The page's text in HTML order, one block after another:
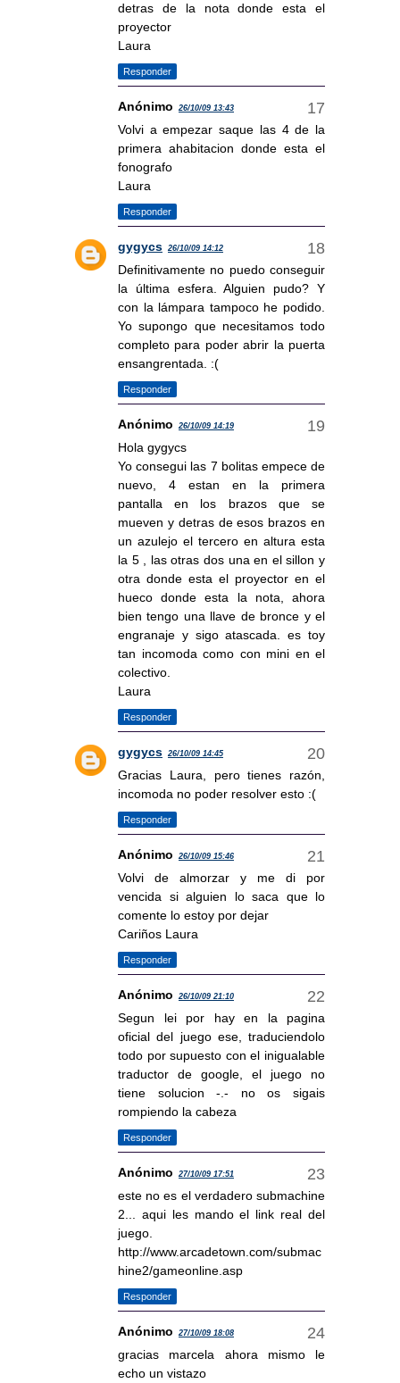
detras de la nota donde esta el
proyector
Laura
Responder
Anónimo 26/10/09 13:43
Volvi a empezar saque las 4 de la
primera ahabitacion donde esta el
fonografo
Laura
Responder
gygycs 26/10/09 14:12
Definitivamente no puedo conseguir
la última esfera. Alguien pudo? Y
con la lámpara tampoco he podido.
Yo supongo que necesitamos todo
completo para poder abrir la puerta
ensangrentada. :(
Responder
Anónimo 26/10/09 14:19
Hola gygycs
Yo consegui las 7 bolitas empece de
nuevo, 4 estan en la primera
pantalla en los brazos que se
mueven y detras de esos brazos en
un azulejo el tercero en altura esta
la 5 , las otras dos una en el sillon y
otra donde esta el proyector en el
hueco donde esta la nota, ahora
bien tengo una llave de bronce y el
engranaje y sigo atascada. es toy
tan incomoda como con mini en el
colectivo.
Laura
Responder
gygycs 26/10/09 14:45
Gracias Laura, pero tienes razón,
incomoda no poder resolver esto :(
Responder
Anónimo 26/10/09 15:46
Volvi de almorzar y me di por
vencida si alguien lo saca que lo
comente lo estoy por dejar
Cariños Laura
Responder
Anónimo 26/10/09 21:10
Segun lei por hay en la pagina
oficial del juego ese, traduciendolo
todo por supuesto con el inigualable
traductor de google, el juego no
tiene solucion -.- no os sigais
rompiendo la cabeza
Responder
Anónimo 27/10/09 17:51
este no es el verdadero submachine
2... aqui les mando el link real del
juego.
http://www.arcadetown.com/submac
hine2/gameonline.asp
Responder
Anónimo 27/10/09 18:08
gracias marcela ahora mismo le
echo un vistazo